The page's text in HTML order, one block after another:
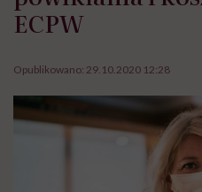
ECPW
Opublikowano: 29.10.2020 12:28